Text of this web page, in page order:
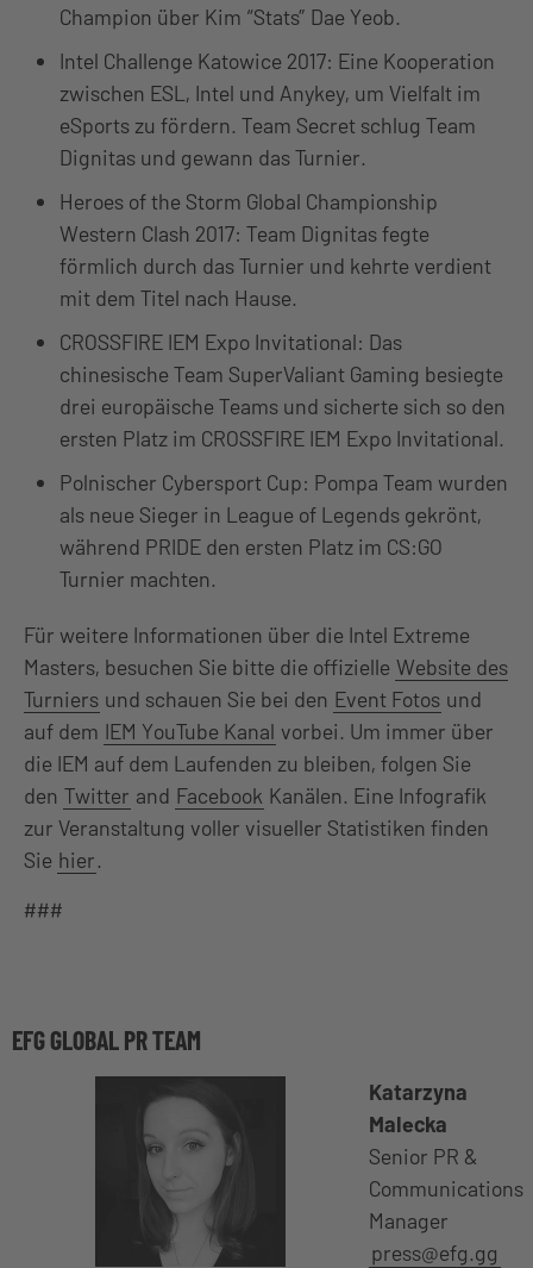
Champion über Kim “Stats” Dae Yeob.
Intel Challenge Katowice 2017: Eine Kooperation
zwischen ESL, Intel und Anykey, um Vielfalt im
eSports zu fördern. Team Secret schlug Team
Dignitas und gewann das Turnier.
Heroes of the Storm Global Championship
Western Clash 2017: Team Dignitas fegte
förmlich durch das Turnier und kehrte verdient
mit dem Titel nach Hause.
CROSSFIRE IEM Expo Invitational: Das
chinesische Team SuperValiant Gaming besiegte
drei europäische Teams und sicherte sich so den
ersten Platz im CROSSFIRE IEM Expo Invitational.
Polnischer Cybersport Cup: Pompa Team wurden
als neue Sieger in League of Legends gekrönt,
während PRIDE den ersten Platz im CS:GO
Turnier machten.
Für weitere Informationen über die Intel Extreme
Masters, besuchen Sie bitte die offizielle Website des
Turniers und schauen Sie bei den Event Fotos und
auf dem IEM YouTube Kanal vorbei. Um immer über
die IEM auf dem Laufenden zu bleiben, folgen Sie
den Twitter and Facebook Kanälen. Eine Infografik
zur Veranstaltung voller visueller Statistiken finden
Sie hier.
###
EFG GLOBAL PR TEAM
Katarzyna
Malecka
Senior PR &
Communications
Manager
press@efg.gg